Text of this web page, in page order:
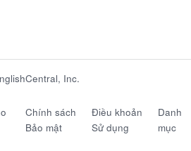
Inc.
Chính sách
Bảo mật
Điều khoản
Sử dụng
Danh
mục